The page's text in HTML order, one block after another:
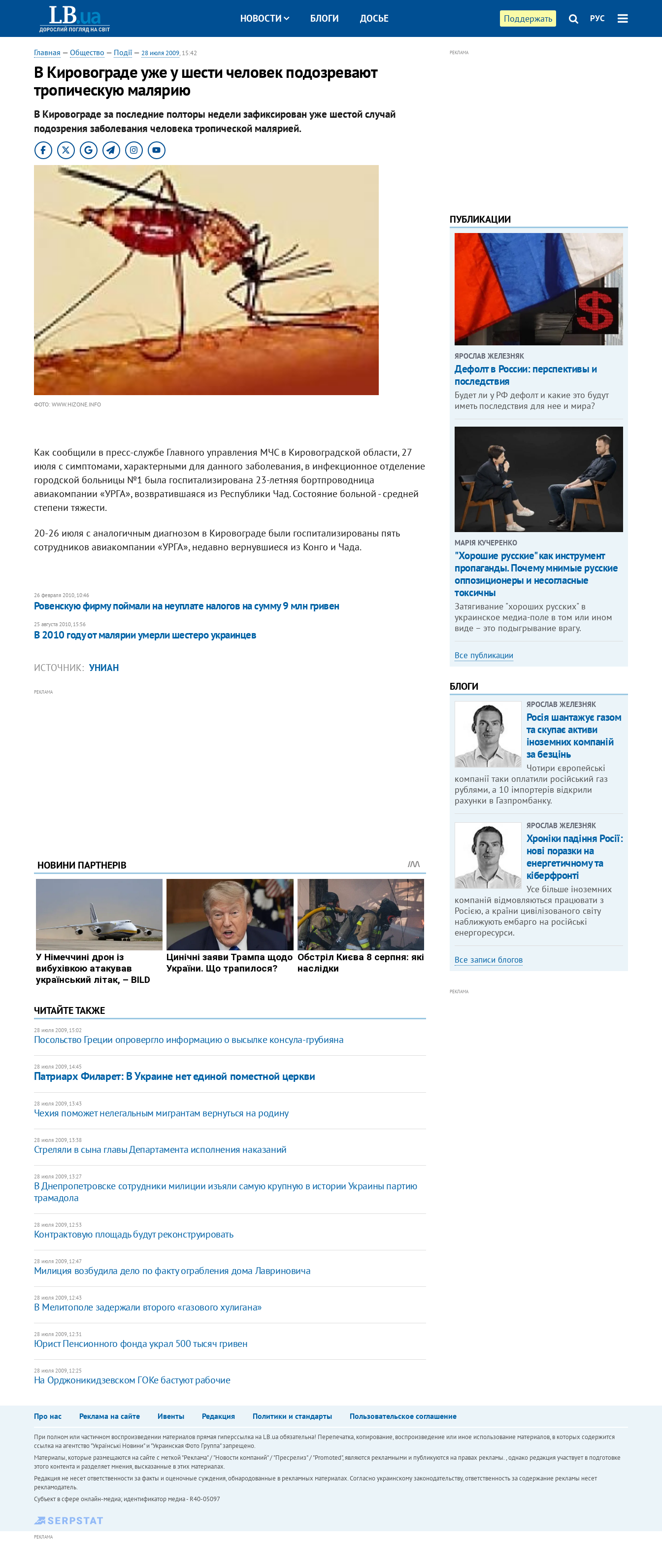
Поддержать РУС
НОВОСТИ БЛОГИ ДОСЬЕ
Главная — Общество — Події— 28 июля 2009, 15:42
В Кировограде уже у шести человек подозревают
тропическую малярию
В Кировограде за последние полторы недели зафиксирован уже шестой случай
подозрения заболевания человека тропической малярией.
ФОТО: WWW.HIZONE.INFO
Как сообщили в пресс-службе Главного управления МЧС в Кировоградской области, 27
июля с симптомами, характерными для данного заболевания, в инфекционное отделение
городской больницы №1 была госпитализирована 23-летняя бортпроводница
авиакомпании «УРГА», возвратившаяся из Республики Чад. Состояние больной - средней
степени тяжести.
20-26 июля с аналогичным диагнозом в Кировограде были госпитализированы пять
сотрудников авиакомпании «УРГА», недавно вернувшиеся из Конго и Чада.
26 февраля 2010, 10:46
Ровенскую фирму поймали на неуплате налогов на сумму 9 млн гривен
25 августа 2010, 15:56
В 2010 году от малярии умерли шестеро украинцев
ИСТОЧНИК: УНИАН
РЕКЛАМА
ЧИТАЙТЕ ТАКЖЕ
28 июля 2009, 15:02
Посольство Греции опровергло информацию о высылке консула-грубияна
28 июля 2009, 14:45
Патриарх Филарет: В Украине нет единой поместной церкви
28 июля 2009, 13:43
Чехия поможет нелегальным мигрантам вернуться на родину
28 июля 2009, 13:38
Стреляли в сына главы Департамента исполнения наказаний
28 июля 2009, 13:27
В Днепропетровске сотрудники милиции изъяли самую крупную в истории Украины партию
трамадола
28 июля 2009, 12:53
Контрактовую площадь будут реконструировать
28 июля 2009, 12:47
Милиция возбудила дело по факту ограбления дома Лавриновича
28 июля 2009, 12:43
В Мелитополе задержали второго «газового хулигана»
28 июля 2009, 12:31
Юрист Пенсионного фонда украл 500 тысяч гривен
28 июля 2009, 12:25
На Орджоникидзевском ГОКе бастуют рабочие
РЕКЛАМА
ПУБЛИКАЦИИ
ЯРОСЛАВ ЖЕЛЕЗНЯК
Дефолт в России: перспективы и
последствия
Будет ли у РФ дефолт и какие это будут
иметь последствия для нее и мира?
МАРІЯ КУЧЕРЕНКО
"Хорошие русские" как инструмент
пропаганды. Почему мнимые русские
оппозиционеры и несогласные
токсичны
Затягивание "хороших русских" в
украинское медиа-поле в том или ином
виде – это подыгрывание врагу.
Все публикации
БЛОГИ
ЯРОСЛАВ ЖЕЛЕЗНЯК
Росія шантажує газом
та скупає активи
іноземних компаній
за безцінь
Чотири європейські
компанії таки оплатили російський газ
рублями, а 10 імпортерів відкрили
рахунки в Газпромбанку.
ЯРОСЛАВ ЖЕЛЕЗНЯК
Хроніки падіння Росії:
нові поразки на
енергетичному та
кіберфронті
Усе більше іноземних
компаній відмовляються працювати з
Росією, а країни цивілізованого світу
наближують ембарго на російські
енергоресурси.
Все записи блогов
РЕКЛАМА
Про нас Реклама на сайте Ивенты Редакция Политики и стандарты Пользовательское соглашение
При полном или частичном воспроизведении материалов прямая гиперссылка на LB.ua обязательна! Перепечатка, копирование, воспроизведение или иное использование материалов, в которых содержится
ссылка на агентство "Українськi Новини" и "Украинская Фото Группа" запрещено.
Материалы, которые размещаются на сайте с меткой "Реклама" / "Новости компаний" / "Пресрелиз" / "Promoted", являются рекламными и публикуются на правах рекламы. , однако редакция участвует в подготовке
этого контента и разделяет мнения, высказанные в этих материалах.
Редакция не несет ответственности за факты и оценочные суждения, обнародованные в рекламных материалах. Согласно украинскому законодательству, ответственность за содержание рекламы несет
рекламодатель.
Субъект в сфере онлайн-медиа; идентификатор медиа - R40-05097
РЕКЛАМА